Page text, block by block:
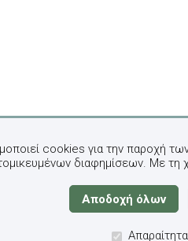
cookies για την παροχή
διαφημίσεων. Με